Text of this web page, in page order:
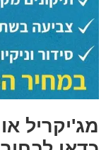
מג'יקריל